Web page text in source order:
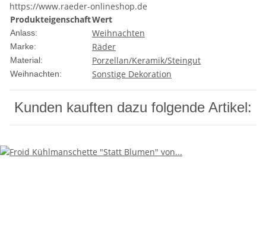
https://www.raeder-onlineshop.de
ProdukteigenschaftWert
Anlass: Weihnachten
Marke: Räder
Material: Porzellan/Keramik/Steingut
Weihnachten: Sonstige Dekoration
Kunden kauften dazu folgende Artikel: